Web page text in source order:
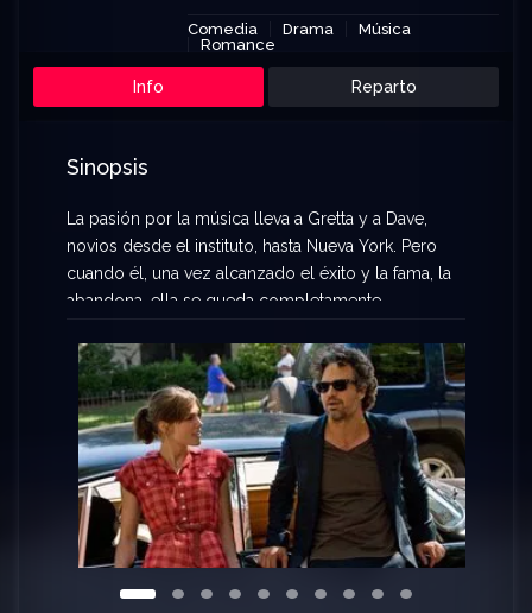
Comedia Drama
Música
Romance
Info Reparto
Sinopsis
La pasión por la música lleva a Gretta y a Dave,
novios desde el instituto, hasta Nueva York. Pero
cuando él, una vez alcanzado el éxito y la fama, la
abandona, ella se queda completamente
recién despedido, la ve actuar en un bar de
Manhattan y queda cautivado por su talento.